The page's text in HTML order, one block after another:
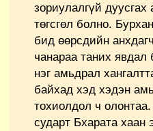
зориулалгүй дуусгах
төгсгөл болно.
бид өөрсдийн
чанараа таних явдал
нэг амьдрал
байхад хэд хэдэн
тохиолдол ч
сударт Бхарата